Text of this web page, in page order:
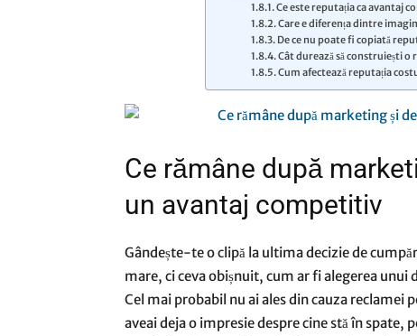
Ce este reputația ca avantaj
Care e diferența dintre
De ce nu poate fi copiată
Cât durează să construiești o
Cum afectează reputația
Ce rămâne după
un avantaj competitiv
Gândește-te o clipă la ultima decizie de
mare, ci ceva obișnuit, cum ar fi alegerea
Cel mai probabil nu ai ales din cauza reclamei
aveai deja o impresie despre cine stă în spate,